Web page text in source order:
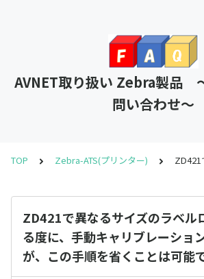
AVNET取り扱い Zebra製品
問い合わせ～
TOP Zebra-ATS(プリンター)
ZD421で異なるサイズのラベル
る度に、手動キャリブレーショ
が、この手順を省くことは可能